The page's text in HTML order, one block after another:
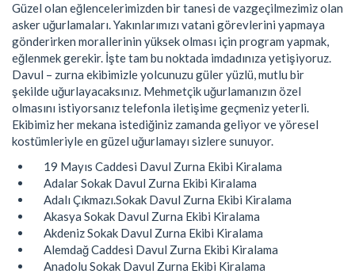
Güzel olan eğlencelerimizden bir tanesi de vazgeçilmezimiz olan
asker uğurlamaları. Yakınlarımızı vatani görevlerini yapmaya
gönderirken morallerinin yüksek olması için program yapmak,
eğlenmek gerekir. İşte tam bu noktada imdadınıza yetişiyoruz.
Davul – zurna ekibimizle yolcunuzu güler yüzlü, mutlu bir
şekilde uğurlayacaksınız. Mehmetçik uğurlamanızın özel
olmasını istiyorsanız telefonla iletişime geçmeniz yeterli.
Ekibimiz her mekana istediğiniz zamanda geliyor ve yöresel
kostümleriyle en güzel uğurlamayı sizlere sunuyor.
19 Mayıs Caddesi Davul Zurna Ekibi Kiralama
Adalar Sokak Davul Zurna Ekibi Kiralama
Adalı Çıkmazı.Sokak Davul Zurna Ekibi Kiralama
Akasya Sokak Davul Zurna Ekibi Kiralama
Akdeniz Sokak Davul Zurna Ekibi Kiralama
Alemdağ Caddesi Davul Zurna Ekibi Kiralama
Anadolu Sokak Davul Zurna Ekibi Kiralama